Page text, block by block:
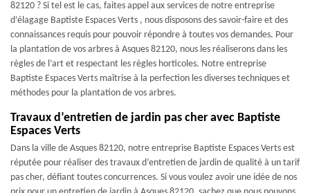
82120 ? Si tel est le cas, faites appel aux services de notre entreprise
d’élagage Baptiste Espaces Verts , nous disposons des savoir-faire et des
connaissances requis pour pouvoir répondre à toutes vos demandes. Pour
la plantation de vos arbres à Asques 82120, nous les réaliserons dans les
règles de l’art et respectant les règles horticoles. Notre entreprise
Baptiste Espaces Verts maîtrise à la perfection les diverses techniques et
méthodes pour la plantation de vos arbres.
Travaux d’entretien de jardin pas cher avec Baptiste
Espaces Verts
Dans la ville de Asques 82120, notre entreprise Baptiste Espaces Verts est
réputée pour réaliser des travaux d’entretien de jardin de qualité à un tarif
pas cher, défiant toutes concurrences. Si vous voulez avoir une idée de nos